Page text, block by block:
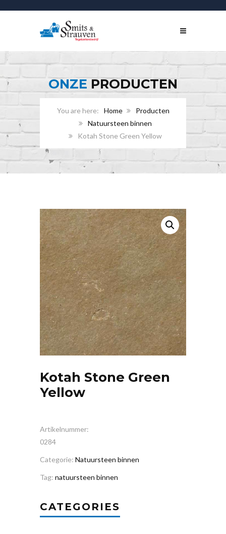
ONZEPRODUCTEN
Home
Producten
Natuursteen binnen
Kotah Stone Green Yellow
Kotah Stone Green
Yellow
Artikelnummer:
0284
Categorie: Natuursteen binnen
Tag: natuursteen binnen
CATEGORIES